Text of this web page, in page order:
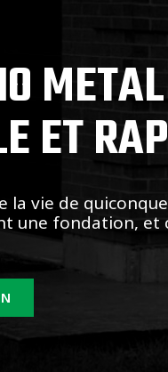
ET
la vie de
une fondation, et